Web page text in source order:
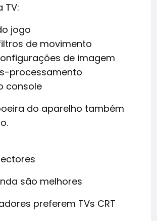
TV:
jogo
de movimento
de imagem
processamento
console
do aparelho também
são melhores
preferem TVs CRT